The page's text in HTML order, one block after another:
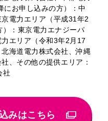
にお申し込みの方）：中
電力エリア（平成31年2
）：東京電力エナジーパ
エリア（令和3年2月17
海道電力株式会社、沖縄
、その他の提供エリア：
社
みはこちら